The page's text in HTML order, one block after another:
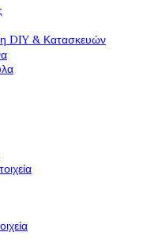
DIY & Κατασκευών